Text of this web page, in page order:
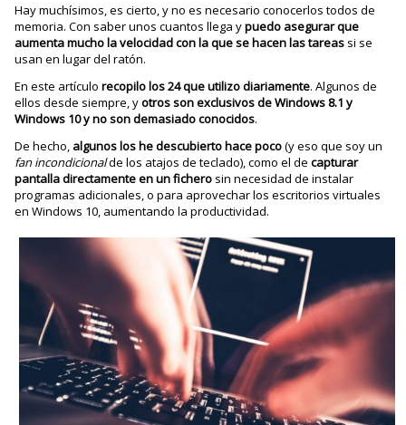
Hay muchísimos, es cierto, y no es necesario conocerlos todos de
memoria. Con saber unos cuantos llega ypuedo asegurar que
aumenta mucho la velocidad con la que se hacen las tareas si se
usan en lugar del ratón.
En este artículorecopilo los 24 que utilizo diariamente. Algunos de
ellos desde siempre, yotros son exclusivos de Windows 8.1 y
Windows 10 y no son demasiado conocidos.
De hecho, algunos los he descubierto hace poco(y eso que soy un
fan incondicionalde los atajos de teclado), como el decapturar
pantalla directamente en un fichero sin necesidad de instalar
programas adicionales, o para aprovechar los escritorios virtuales
en Windows 10, aumentando la productividad.